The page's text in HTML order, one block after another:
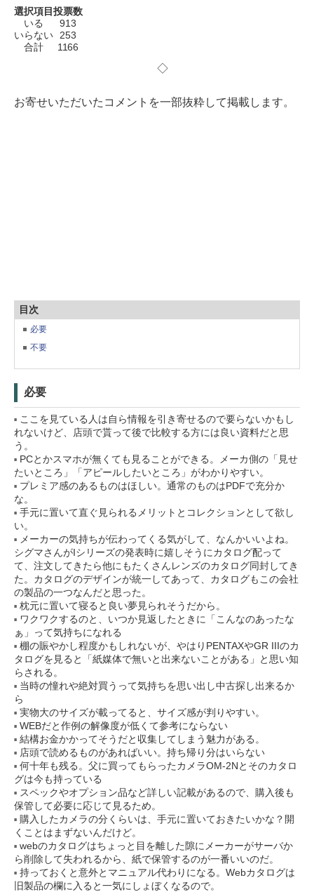
選択項目投票数
いる
913
いらない
253
合計
1166
◇
お寄せいただいたコメントを一部抜粋して掲載します。
目次
必要
不要
必要
ここを見ている人は自ら情報を引き寄せるので要らないかもし
れないけど、店頭で貰って後で比較する方には良い資料だと思
う。
PCとかスマホが無くても見ることができる。メーカ側の「見せ
たいところ」「アピールしたいところ」がわかりやすい。
プレミア感のあるものはほしい。通常のものはPDFで充分か
な。
手元に置いて直ぐ見られるメリットとコレクションとして欲し
い。
メーカーの気持ちが伝わってくる気がして、なんかいいよね。
シグマさんがIシリーズの発表時に嬉しそうにカタログ配って
て、注文してきたら他にもたくさんレンズのカタログ同封してき
た。カタログのデザインが統一してあって、カタログもこの会社
の製品の一つなんだと思った。
枕元に置いて寝ると良い夢見られそうだから。
ワクワクするのと、いつか見返したときに「こんなのあったな
ぁ」って気持ちになれる
棚の賑やかし程度かもしれないが、やはりPENTAXやGR IIIのカ
タログを見ると「紙媒体で無いと出来ないことがある」と思い知
らされる。
当時の憧れや絶対買うって気持ちを思い出し中古探し出来るか
ら
実物大のサイズが載ってると、サイズ感が判りやすい。
WEBだと作例の解像度が低くて参考にならない
結構お金かかってそうだと収集してしまう魅力がある。
店頭で読めるものがあればいい。持ち帰り分はいらない
何十年も残る。父に買ってもらったカメラOM-2Nとそのカタロ
グは今も持っている
スペックやオプション品など詳しい記載があるので、購入後も
保管して必要に応じて見るため。
購入したカメラの分くらいは、手元に置いておきたいかな？開
くことはまずないんだけど。
webのカタログはちょっと目を離した隙にメーカーがサーバか
ら削除して失われるから、紙で保管するのが一番いいのだ。
持っておくと意外とマニュアル代わりになる。Webカタログは
旧製品の欄に入ると一気にしょぼくなるので。